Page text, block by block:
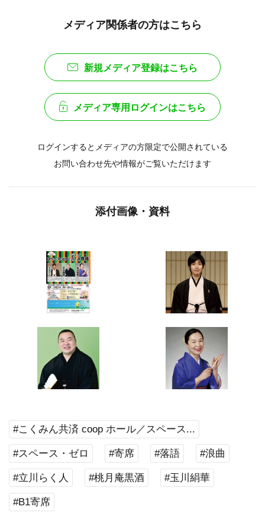
メディア関係者の方はこちら
新規メディア登録はこちら
メディア専用ログインはこちら
ログインするとメディアの方限定で公開されている
お問い合わせ先や情報がご覧いただけます
添付画像・資料
#こくみん共済 coop ホール／スペース...
#スペース・ゼロ #寄席 #落語 #浪曲
#立川らく人 #桃月庵黒酒 #玉川絹華
#B1寄席